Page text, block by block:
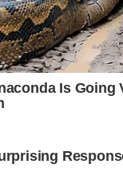
Is Going